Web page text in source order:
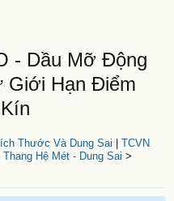
- Dầu Mỡ Động
Giới Hạn Điểm
Thước Và Dung Sai
TCVN
Hệ Mét - Dung Sai >